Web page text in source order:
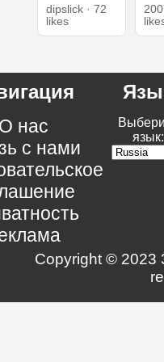
dipslick · 72
likes
нас
с нами
язык:
Copyright © 2023